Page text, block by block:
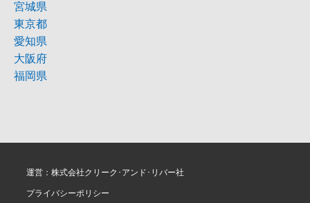
宮城県
東京都
愛知県
大阪府
福岡県
運営：株式会社クリーク･アンド･リバー社
プライバシーポリシー